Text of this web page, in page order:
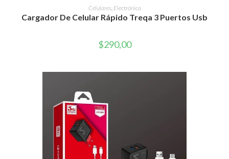
SELECCIONAR OPCIONES
producto
tiene
múltiples
opciones
se
Celulares, Electrónica
Cargador De Celular Rápido Treqa 3 Puertos Usb
$290,00